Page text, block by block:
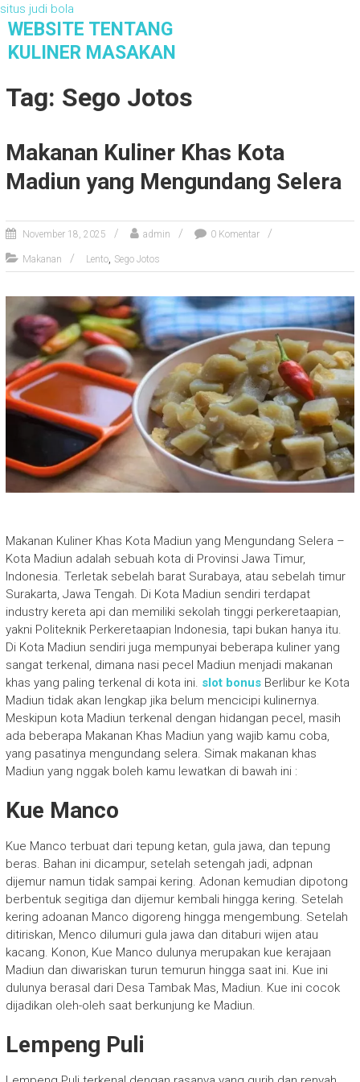
situs judi bola
WEBSITE TENTANG
KULINER MASAKAN
Tag: Sego Jotos
Makanan Kuliner Khas Kota
Madiun yang Mengundang Selera
November 18, 2025 admin 0 Komentar
Makanan Lento, Sego Jotos
Makanan Kuliner Khas Kota Madiun yang Mengundang Selera –
Kota Madiun adalah sebuah kota di Provinsi Jawa Timur,
Indonesia. Terletak sebelah barat Surabaya, atau sebelah timur
Surakarta, Jawa Tengah. Di Kota Madiun sendiri terdapat
industry kereta api dan memiliki sekolah tinggi perkeretaapian,
yakni Politeknik Perkeretaapian Indonesia, tapi bukan hanya itu.
Di Kota Madiun sendiri juga mempunyai beberapa kuliner yang
sangat terkenal, dimana nasi pecel Madiun menjadi makanan
khas yang paling terkenal di kota ini. slot bonus Berlibur ke Kota
Madiun tidak akan lengkap jika belum mencicipi kulinernya.
Meskipun kota Madiun terkenal dengan hidangan pecel, masih
ada beberapa Makanan Khas Madiun yang wajib kamu coba,
yang pasatinya mengundang selera. Simak makanan khas
Madiun yang nggak boleh kamu lewatkan di bawah ini :
Kue Manco
Kue Manco terbuat dari tepung ketan, gula jawa, dan tepung
beras. Bahan ini dicampur, setelah setengah jadi, adpnan
dijemur namun tidak sampai kering. Adonan kemudian dipotong
berbentuk segitiga dan dijemur kembali hingga kering. Setelah
kering adoanan Manco digoreng hingga mengembung. Setelah
ditiriskan, Menco dilumuri gula jawa dan ditaburi wijen atau
kacang. Konon, Kue Manco dulunya merupakan kue kerajaan
Madiun dan diwariskan turun temurun hingga saat ini. Kue ini
dulunya berasal dari Desa Tambak Mas, Madiun. Kue ini cocok
dijadikan oleh-oleh saat berkunjung ke Madiun.
Lempeng Puli